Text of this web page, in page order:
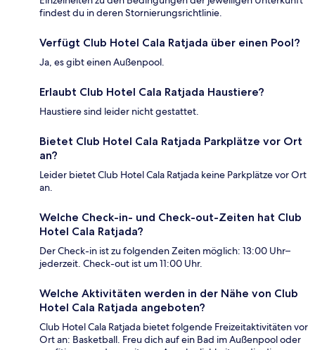
findest du in deren Stornierungsrichtlinie.
Verfügt Club Hotel Cala Ratjada über einen Pool?
Ja, es gibt einen Außenpool.
Erlaubt Club Hotel Cala Ratjada Haustiere?
Haustiere sind leider nicht gestattet.
Bietet Club Hotel Cala Ratjada Parkplätze vor Ort
an?
Leider bietet Club Hotel Cala Ratjada keine Parkplätze vor Ort
an.
Welche Check-in- und Check-out-Zeiten hat Club
Hotel Cala Ratjada?
Der Check-in ist zu folgenden Zeiten möglich: 13:00 Uhr–
jederzeit. Check-out ist um 11:00 Uhr.
Welche Aktivitäten werden in der Nähe von Club
Hotel Cala Ratjada angeboten?
Club Hotel Cala Ratjada bietet folgende Freizeitaktivitäten vor
Ort an: Basketball. Freu dich auf ein Bad im Außenpool oder